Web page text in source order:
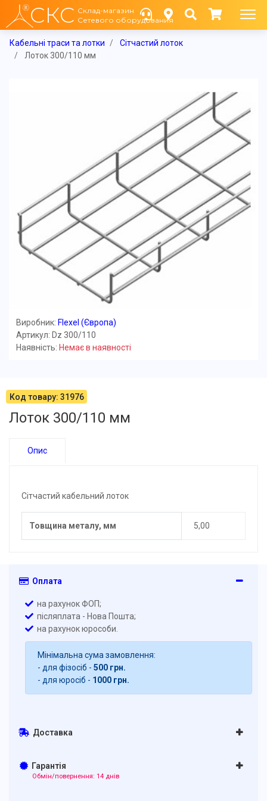
СКС Склад-магазин
Сетевого оборудования
Кабельні траси та лотки
Сітчастий лоток
Лоток 300/110 мм
Виробник: Flexel (Європа)
Артикул: Dz 300/110
Наявність: Немає в наявності
Код товару: 31976
Лоток 300/110 мм
Опис
Сітчастий кабельний лоток
Товщина металу, мм 5,00
Оплата
на рахунок ФОП;
післяплата - Нова Пошта;
на рахунок юрособи.
Мінімальна сума замовлення:
- для фізосіб - 500 грн.
- для юросіб - 1000 грн.
Доставка
Гарантія
Обмін/повернення: 14 днів